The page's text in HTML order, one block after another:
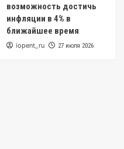
возможность достичь
инфляции в 4% в
ближайшее время
iopent_ru 27 июля 2026